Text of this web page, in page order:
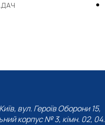
вул. Героїв Оборони 15,
корпус № 3, кімн. 02, 04.